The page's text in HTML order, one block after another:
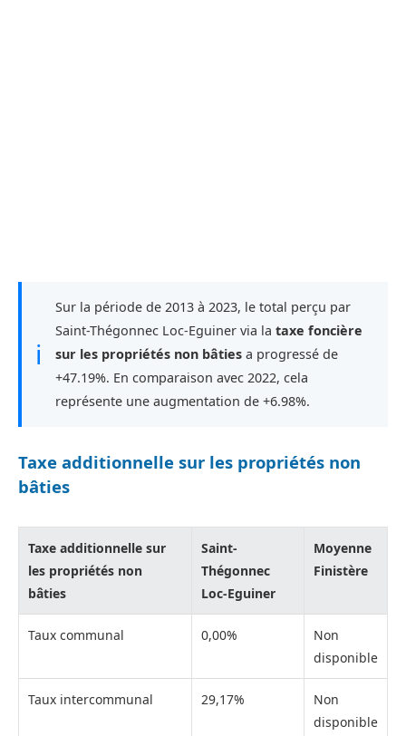
ℹ
Sur la période de 2013 à 2023, le total perçu par
Saint-Thégonnec Loc-Eguiner via la taxe foncière
sur les propriétés non bâties a progressé de
+47.19%. En comparaison avec 2022, cela
représente une augmentation de +6.98%.
Taxe additionnelle sur les propriétés non
bâties
Taxe additionnelle sur
les propriétés non
bâties
Saint-
Thégonnec
Loc-Eguiner
Moyenne
Finistère
Taux communal 0,00%
Non
disponible
Taux intercommunal 29,17%
Non
disponible